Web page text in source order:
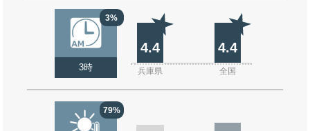
3%
3時
4.4 4.4
兵庫県 全国
79%